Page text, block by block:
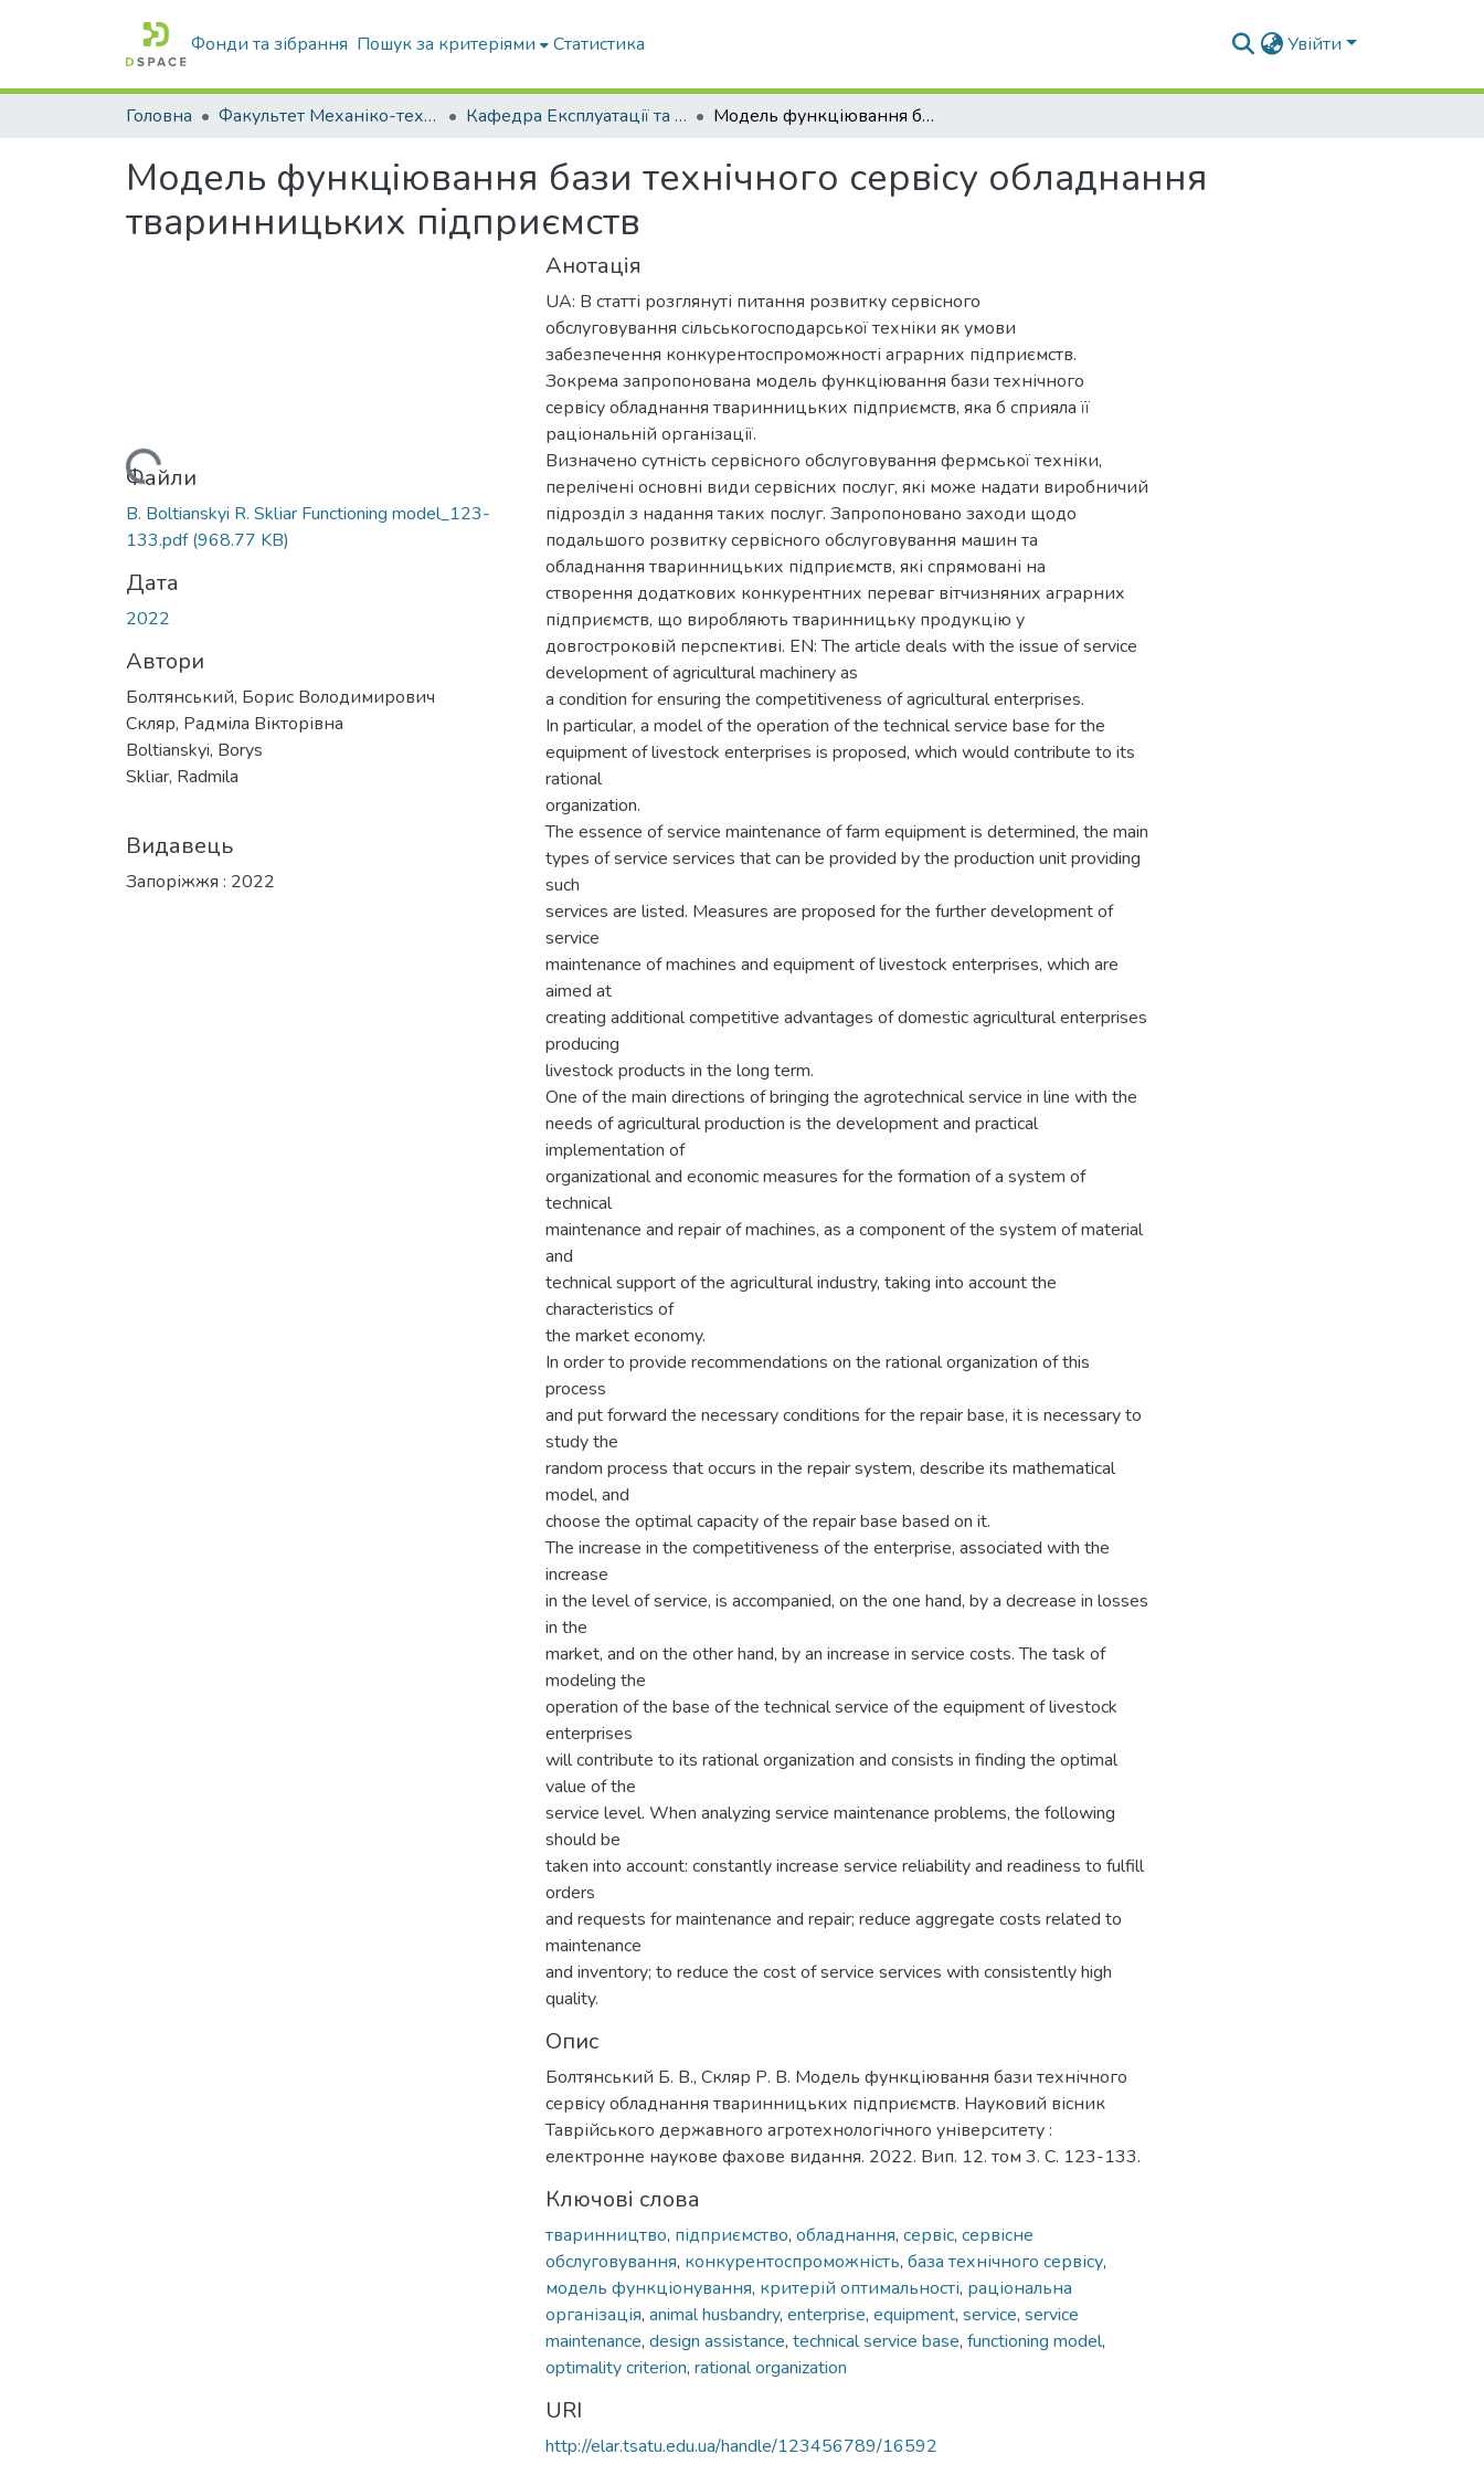
Фонди та зібрання Пошук за критеріями Статистика Увійти
Головна Факультет Механіко-технологічний Кафедра Експлуатації та технічного сервісу машин Модель функціювання бази технічного сервісу обладнання тваринницьких підприємств
Модель функціювання бази технічного сервісу обладнання
тваринницьких підприємств
Вантажиться...
Файли
B. Boltianskyi R. Sklіar Functioning model_123-
133.pdf(968.77 KB)
Дата
2022
Автори
Болтянський, Борис Володимирович
Скляр, Радміла Вікторівна
Boltianskyi, Borys
Sklіar, Radmila
Видавець
Запоріжжя : 2022
Анотація
UA: В статті розглянуті питання розвитку сервісного
обслуговування сільськогосподарської техніки як умови
забезпечення конкурентоспроможності аграрних підприємств.
Зокрема запропонована модель функціювання бази технічного
сервісу обладнання тваринницьких підприємств, яка б сприяла її
раціональній організації.
Визначено сутність сервісного обслуговування фермської техніки,
перелічені основні види сервісних послуг, які може надати виробничий
підрозділ з надання таких послуг. Запропоновано заходи щодо
подальшого розвитку сервісного обслуговування машин та
обладнання тваринницьких підприємств, які спрямовані на
створення додаткових конкурентних переваг вітчизняних аграрних
підприємств, що виробляють тваринницьку продукцію y
довгостроковій перспективі. EN: The article deals with the issue of service
development of agricultural machinery as
a condition for ensuring the competitiveness of agricultural enterprises.
In particular, a model of the operation of the technical service base for the
equipment of livestock enterprises is proposed, which would contribute to its
rational
organization.
The essence of service maintenance of farm equipment is determined, the main
types of service services that can be provided by the production unit providing
such
services are listed. Measures are proposed for the further development of
service
maintenance of machines and equipment of livestock enterprises, which are
aimed at
creating additional competitive advantages of domestic agricultural enterprises
producing
livestock products in the long term.
One of the main directions of bringing the agrotechnical service in line with the
needs of agricultural production is the development and practical
implementation of
organizational and economic measures for the formation of a system of
technical
maintenance and repair of machines, as a component of the system of material
and
technical support of the agricultural industry, taking into account the
characteristics of
the market economy.
In order to provide recommendations on the rational organization of this
process
and put forward the necessary conditions for the repair base, it is necessary to
study the
random process that occurs in the repair system, describe its mathematical
model, and
choose the optimal capacity of the repair base based on it.
The increase in the competitiveness of the enterprise, associated with the
increase
in the level of service, is accompanied, on the one hand, by a decrease in losses
in the
market, and on the other hand, by an increase in service costs. The task of
modeling the
operation of the base of the technical service of the equipment of livestock
enterprises
will contribute to its rational organization and consists in finding the optimal
value of the
service level. When analyzing service maintenance problems, the following
should be
taken into account: constantly increase service reliability and readiness to fulfill
orders
and requests for maintenance and repair; reduce aggregate costs related to
maintenance
and inventory; to reduce the cost of service services with consistently high
quality.
Опис
Болтянський Б. В., Скляр Р. В. Модель функціювання бази технічного
сервісу обладнання тваринницьких підприємств. Науковий вісник
Таврійського державного агротехнологічного університету :
електронне наукове фахове видання. 2022. Вип. 12. том 3. C. 123-133.
Ключові слова
тваринництво, підприємство, обладнання, сервіс, сервісне
обслуговування, конкурентоспроможність, база технічного сервісу,
модель функціонування, критерій оптимальності, раціональна
організація, animal husbandry, enterprise, equipment, service, service
maintenance, design assistance, technical service base, functioning model,
optimality criterion, rational organization
URI
http://elar.tsatu.edu.ua/handle/123456789/16592